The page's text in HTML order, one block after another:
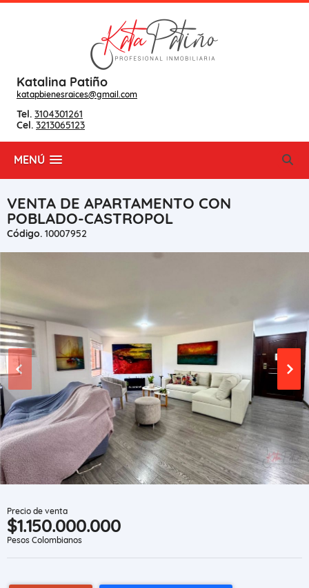
Katalina Patiño
katapbienesraices@gmail.com
Tel. 3104301261
Cel. 3213065123
MENÚ
VENTA DE APARTAMENTO CON
POBLADO-CASTROPOL
Código. 10007952
Precio de venta
$1.150.000.000
Pesos Colombianos